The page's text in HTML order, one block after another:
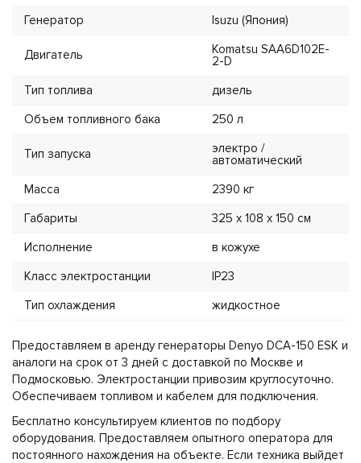
Генератор
Isuzu (Япония)
Двигатель
Komatsu SAA6D102E-
2-D
Тип топлива
дизель
Объем топливного бака
250 л
Тип запуска
электро /
автоматический
Масса
2390 кг
Габариты
325 x 108 x 150 см
Исполнение
в кожухе
Класс электростанции
IP23
Тип охлаждения
жидкостное
Предоставляем в аренду генераторы Denyo DCA-150 ESK и
аналоги на срок от 3 дней с доставкой по Москве и
Подмосковью. Электростанции привозим круглосуточно.
Обеспечиваем топливом и кабелем для подключения.
Бесплатно консультируем клиентов по подбору
оборудования. Предоставляем опытного оператора для
постоянного нахождения на объекте. Если техника выйдет